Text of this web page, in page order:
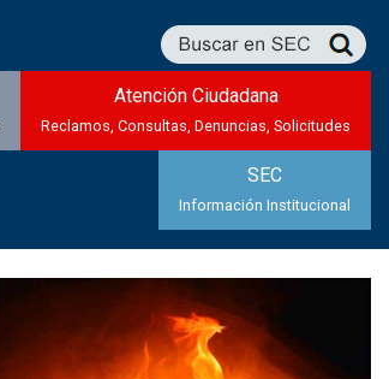
Atención Ciudadana
Reclamos, Consultas, Denuncias, Solicitudes
SEC
Información Institucional